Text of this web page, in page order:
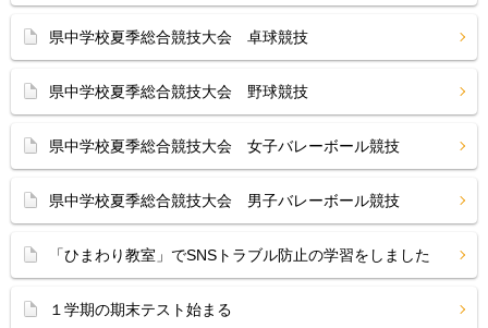
県中学校夏季総合競技大会 卓球競技
県中学校夏季総合競技大会 野球競技
県中学校夏季総合競技大会 女子バレーボール競技
県中学校夏季総合競技大会 男子バレーボール競技
「ひまわり教室」でSNSトラブル防止の学習をしました
１学期の期末テスト始まる